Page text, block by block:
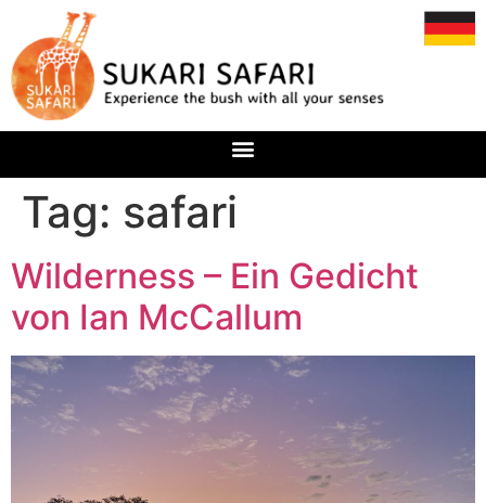
Tag: safari
Wilderness – Ein Gedicht
von Ian McCallum